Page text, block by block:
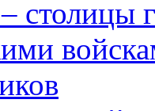
столицы